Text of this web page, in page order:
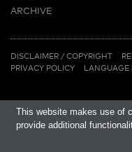
ARCHIVE
LINKS
DISCLAIMER / COPYRIGHT
PRIVACY POLICY
LANGUAGE
This website makes use of
provide additional